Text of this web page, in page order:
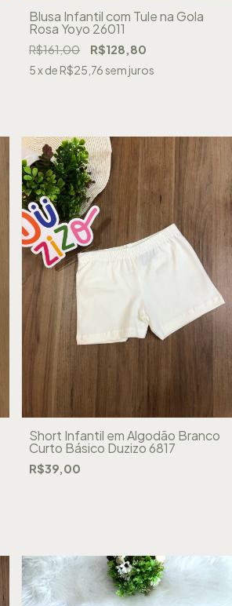
Blusa Infantil com Tule na Gola
Rosa Yoyo 26011
R$161,00 R$128,80
5x de R$25,76sem juros
Short Infantil em Algodão Branco
Curto Básico Duzizo 6817
R$39,00